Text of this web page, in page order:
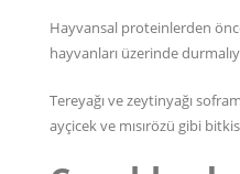
Hayvansal proteinlerden
hayvanları üzerinde
Tereyağı ve zeytinyağı
ayçicek ve mısırözü gibi